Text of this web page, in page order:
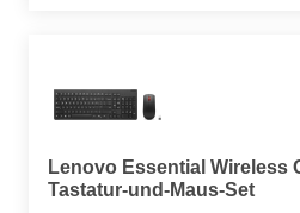
Lenovo Essential Wireless
Tastatur-und-Maus-Set